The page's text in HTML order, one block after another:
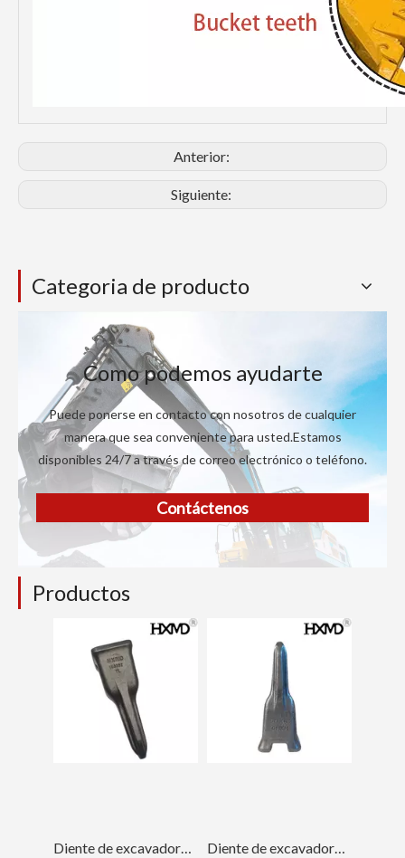
Anterior:
Siguiente:
Categoria de producto
Como podemos ayudarte
Puede ponerse en contacto con nosotros de cualquier
manera que sea conveniente para usted.Estamos
disponibles 24/7 a través de correo electrónico o teléfono.
Contáctenos
Productos
Diente de excavadora Cat Tiger para excavar E320 1U3352TL Diente de excavadora Tiger Construction DH220 2713-1217TL